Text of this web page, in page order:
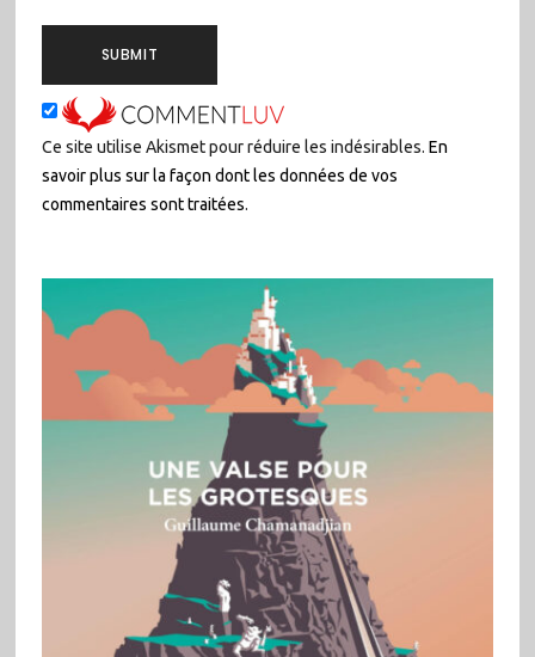
Ce site utilise Akismet pour réduire les indésirables. En
savoir plus sur la façon dont les données de vos
commentaires sont traitées.